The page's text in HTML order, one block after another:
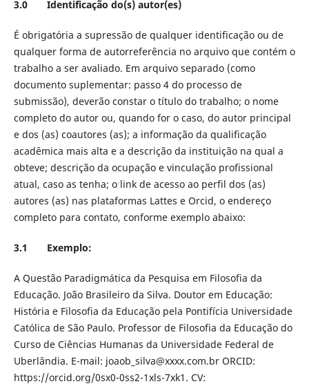
3.0 Identificação do(s) autor(es)
É obrigatória a supressão de qualquer identificação ou de
qualquer forma de autorreferência no arquivo que contém o
trabalho a ser avaliado. Em arquivo separado (como
documento suplementar: passo 4 do processo de
submissão), deverão constar o título do trabalho; o nome
completo do autor ou, quando for o caso, do autor principal
e dos (as) coautores (as); a informação da qualificação
acadêmica mais alta e a descrição da instituição na qual a
obteve; descrição da ocupação e vinculação profissional
atual, caso as tenha; o link de acesso ao perfil dos (as)
autores (as) nas plataformas Lattes e Orcid, o endereço
completo para contato, conforme exemplo abaixo:
3.1 Exemplo:
A Questão Paradigmática da Pesquisa em Filosofia da
Educação. João Brasileiro da Silva. Doutor em Educação:
História e Filosofia da Educação pela Pontifícia Universidade
Católica de São Paulo. Professor de Filosofia da Educação do
Curso de Ciências Humanas da Universidade Federal de
Uberlândia. E-mail: joaob_silva@xxxx.com.br ORCID:
https://orcid.org/0sx0-0ss2-1xls-7xk1. CV: